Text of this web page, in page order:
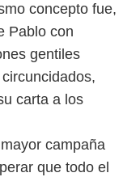
concepto fue,
Pablo con
gentiles
carta a los
campaña
que todo el